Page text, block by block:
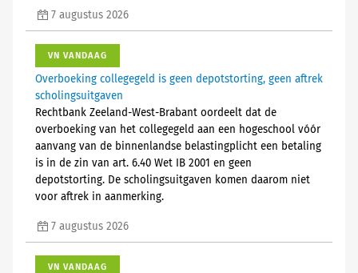
7 augustus 2026
VN VANDAAG
Overboeking collegegeld is geen depotstorting, geen aftrek
scholingsuitgaven
Rechtbank Zeeland-West-Brabant oordeelt dat de
overboeking van het collegegeld aan een hogeschool vóór
aanvang van de binnenlandse belastingplicht een betaling
is in de zin van art. 6.40 Wet IB 2001 en geen
depotstorting. De scholingsuitgaven komen daarom niet
voor aftrek in aanmerking.
7 augustus 2026
VN VANDAAG